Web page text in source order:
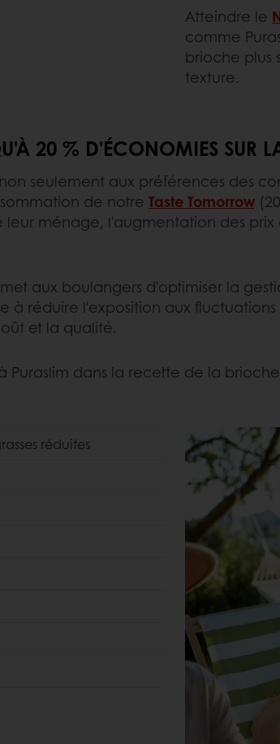
Atteindre le
comme
brioche plus
texture.
20 % D'ÉCONOMIES SUR
seulement aux préférences des
de notre Taste Tomorrow
ménage, l'augmentation des
aux boulangers d'optimiser la
réduire l'exposition aux
et la qualité.
Puraslim dans la recette de la
réduites